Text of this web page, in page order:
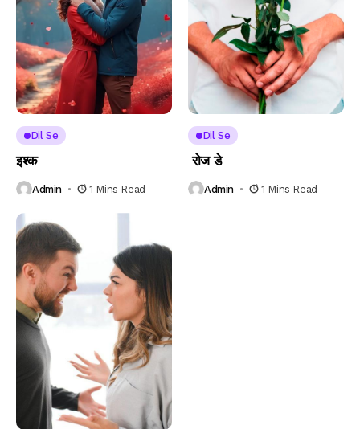
Dil Se
इश्क
Admin 1 Mins Read
Dil Se
रोज डे
Admin 1 Mins Read